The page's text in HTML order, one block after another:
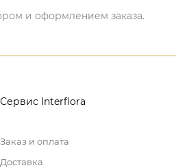
и оформлением заказа.
Сервис Interflora
Заказ и оплата
Доставка